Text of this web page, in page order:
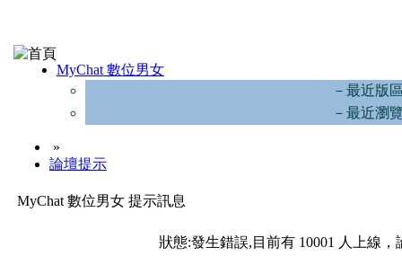
MyChat 數位男女
－最近版
－最近瀏
»
論壇提示
MyChat 數位男女 提示訊息
狀態:發生錯誤,目前有 10001 人上線